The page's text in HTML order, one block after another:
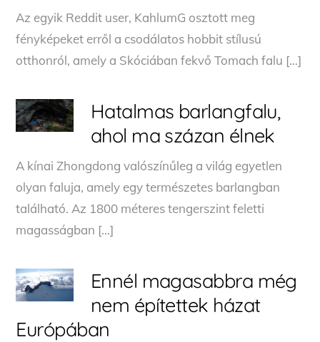
Az egyik Reddit user, KahlumG osztott meg
fényképeket erről a csodálatos hobbit stílusú
otthonról, amely a Skóciában fekvő Tomach falu […]
Hatalmas barlangfalu,
ahol ma százan élnek
A kínai Zhongdong valószínűleg a világ egyetlen
olyan faluja, amely egy természetes barlangban
található. Az 1800 méteres tengerszint feletti
magasságban […]
Ennél magasabbra még
nem építettek házat
Európában